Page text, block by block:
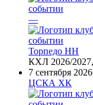
—
Торпедо НН
КХЛ 2026/
7 сентября 2026
ЦСКА ХК